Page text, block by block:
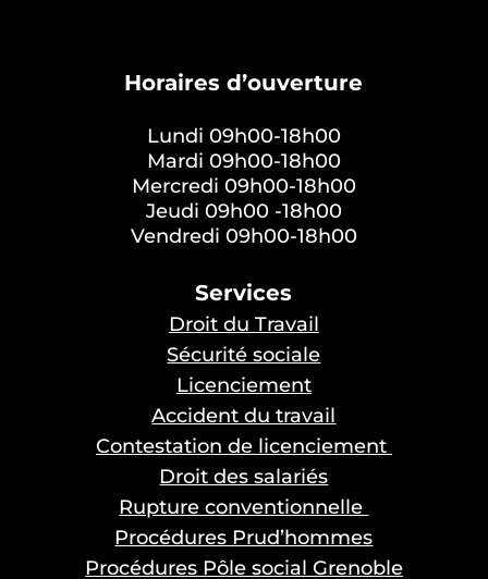
Horaires d’ouverture
Lundi 09h00-18h00
Mardi 09h00-18h00
Mercredi 09h00-18h00
Jeudi 09h00 -18h00
Vendredi 09h00-18h00
Services
Droit du Travail
Sécurité sociale
Licenciement
Accident du travail
Contestation de licenciement
Droit des salariés
Rupture conventionnelle
Procédures Prud’hommes
Procédures Pôle social Grenoble